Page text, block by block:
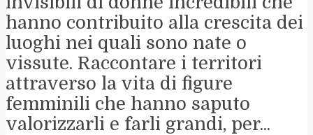
hanno contribuito alla crescita dei
luoghi nei quali sono nate o
vissute. Raccontare i territori
attraverso la vita di figure
femminili che hanno saputo
valorizzarli e farli grandi, per...